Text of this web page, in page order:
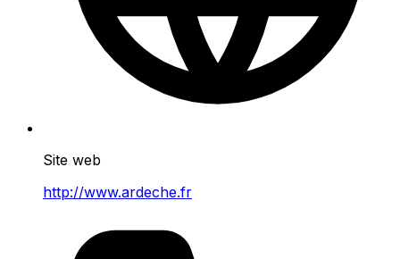
Site web
http://www.ardeche.fr